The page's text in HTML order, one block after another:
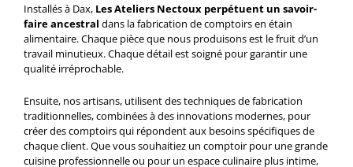
Installés à Dax, Les Ateliers Nectoux perpétuent un savoir-
faire ancestral dans la fabrication de comptoirs en étain
alimentaire. Chaque pièce que nous produisons est le fruit d’un
travail minutieux. Chaque détail est soigné pour garantir une
qualité irréprochable.
Ensuite, nos artisans, utilisent des techniques de fabrication
traditionnelles, combinées à des innovations modernes, pour
créer des comptoirs qui répondent aux besoins spécifiques de
chaque client. Que vous souhaitiez un comptoir pour une grande
cuisine professionnelle ou pour un espace culinaire plus intime,